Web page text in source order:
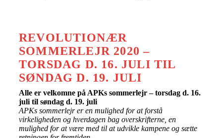
REVOLUTIONÆR
SOMMERLEJR 2020 –
TORSDAG D. 16. JULI TIL
SØNDAG D. 19. JULI
Alle er velkomne på APKs sommerlejr – torsdag d. 16.
juli til søndag d. 19. juli
APKs sommerlejr er en mulighed for at forstå
virkeligheden og hverdagen bag overskrifterne, en
mulighed for at være med til at udvikle kampene og sætte